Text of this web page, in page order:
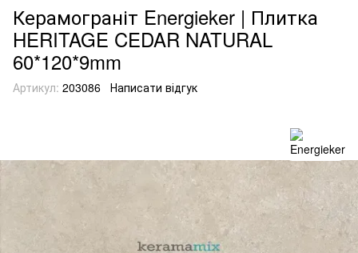
Керамограніт Energieker | Плитка
HERITAGE CEDAR NATURAL
60*120*9mm
Артикул: 203086 Написати відгук